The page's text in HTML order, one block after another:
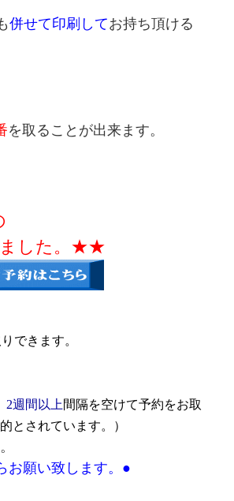
併せて印刷してお持ち頂ける
を取ることが出来ます。
した。★★
できます。
2週間以上 間隔を空けて予約をお取
されています。）
願い致します。●